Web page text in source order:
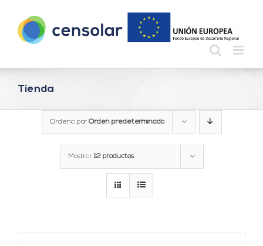
contenido
Tienda
Ordena por Orden predeterminado
Mostrar12 productos